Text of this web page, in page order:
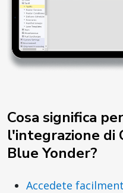
Cosa significa
l'integrazione di
Blue Yonder?
Accedete